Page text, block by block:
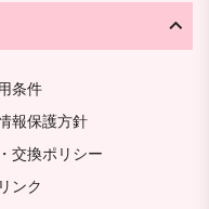
条件
報保護方針
交換ポリシー
ンク